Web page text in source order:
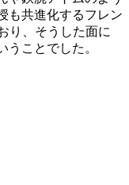
も共進化するフレン
り、そうした面に
ことでした。